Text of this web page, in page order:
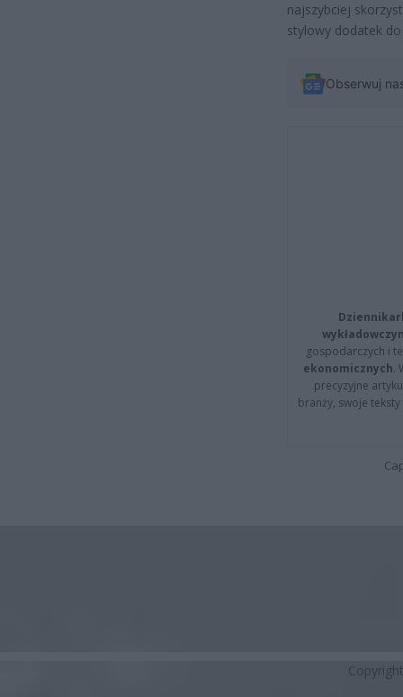
najszybciej
stylowy dodatek
Obserwuj
gospodarczych i
ekonomicznych.
precyzyjne
branży, swoje